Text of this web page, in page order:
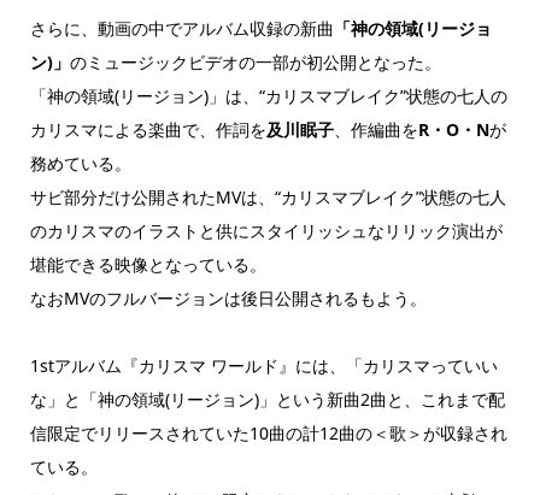
さらに、動画の中でアルバム収録の新曲 「神の領域(リージョ
ン)」 のミュージックビデオの一部が初公開となった。
「神の領域(リージョン)」は、“カリスマブレイク”状態の七人の
カリスマによる楽曲で、作詞を及川眠子、作編曲をR・O・Nが
務めている。
サビ部分だけ公開されたMVは、“カリスマブレイク”状態の七人
のカリスマのイラストと供にスタイリッシュなリリック演出が
堪能できる映像となっている。
なおMVのフルバージョンは後日公開されるもよう。
1stアルバム『カリスマ ワールド』には、「カリスマっていい
な」と「神の領域(リージョン)」という新曲2曲と、これまで配
信限定でリリースされていた10曲の計12曲の＜歌＞が収録され
ている。